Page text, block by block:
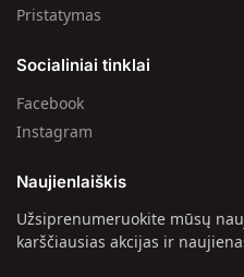
Pristatymas
Socialiniai tinklai
Facebook
Instagram
Naujienlaiškis
Užsiprenumeruokite mūsų
karščiausias akcijas ir